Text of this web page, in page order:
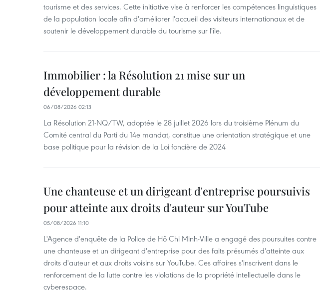
tourisme et des services. Cette initiative vise à renforcer les compétences linguistiques
de la population locale afin d'améliorer l'accueil des visiteurs internationaux et de
soutenir le développement durable du tourisme sur l'île.
Immobilier : la Résolution 21 mise sur un
développement durable
06/08/2026 02:13
La Résolution 21-NQ/TW, adoptée le 28 juillet 2026 lors du troisième Plénum du
Comité central du Parti du 14e mandat, constitue une orientation stratégique et une
base politique pour la révision de la Loi foncière de 2024
Une chanteuse et un dirigeant d'entreprise poursuivis
pour atteinte aux droits d'auteur sur YouTube
05/08/2026 11:10
L'Agence d'enquête de la Police de Hô Chi Minh-Ville a engagé des poursuites contre
une chanteuse et un dirigeant d'entreprise pour des faits présumés d'atteinte aux
droits d'auteur et aux droits voisins sur YouTube. Ces affaires s'inscrivent dans le
renforcement de la lutte contre les violations de la propriété intellectuelle dans le
cyberespace.